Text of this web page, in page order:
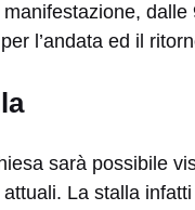
l’andata ed il
sarà possibile
La stalla